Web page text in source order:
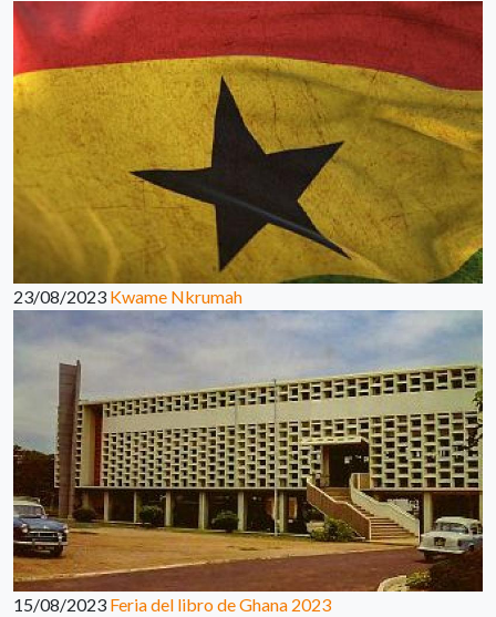
23/08/2023 Kwame Nkrumah
15/08/2023 Feria del libro de Ghana 2023